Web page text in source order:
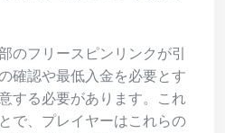
のフリースピンリンクが引
確認や最低入金を必要とす
する必要があります。これ
で、プレイヤーはこれらの